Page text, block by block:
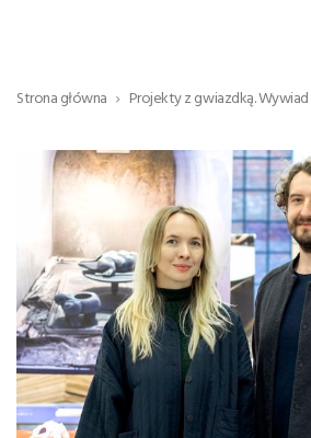
Strona główna Projekty z gwiazdką.